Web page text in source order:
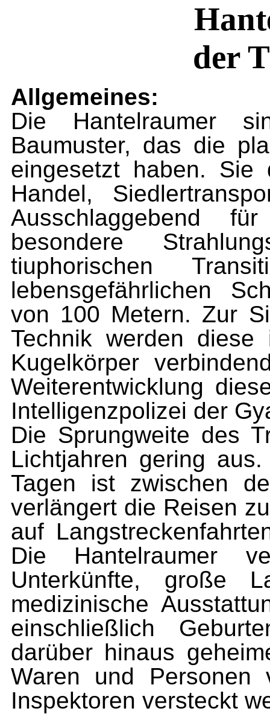
der
Allgemeines:
Die Hantelraumer
Baumuster, das die
eingesetzt haben. Sie
Handel,
Ausschlaggebend
besondere
tiuphorischen
lebensgefährlichen
von 100 Metern. Zur
Technik werden
Kugelkörper
Weiterentwicklung
Intelligenzpolizei der
Die Sprungweite des
Lichtjahren gering
Tagen ist zwischen
verlängert die Reisen
auf
Die Hantelraumer
Unterkünfte, große
medizinische
einschließlich
darüber hinaus
Waren und
Inspektoren versteckt